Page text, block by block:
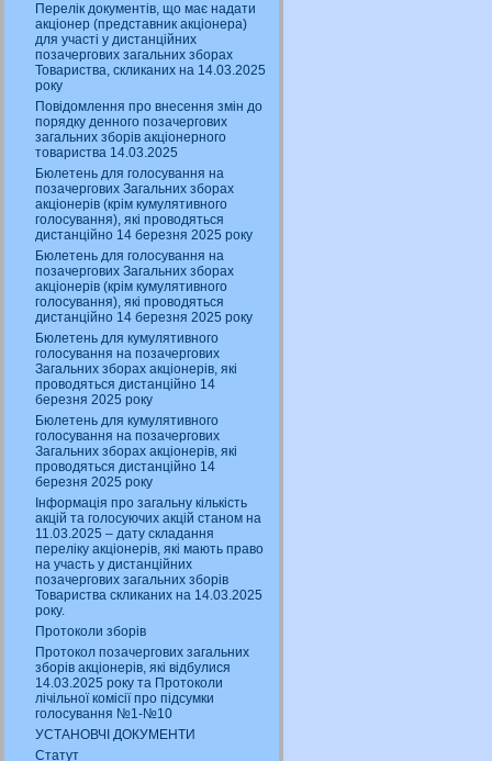
Перелік документів, що має надати
акціонер (представник акціонера)
для участі у дистанційних
позачергових загальних зборах
Товариства, скликаних на 14.03.2025
року
Повідомлення про внесення змін до
порядку денного позачергових
загальних зборів акціонерного
товариства 14.03.2025
Бюлетень для голосування на
позачергових Загальних зборах
акціонерів (крім кумулятивного
голосування), які проводяться
дистанційно 14 березня 2025 року
Бюлетень для голосування на
позачергових Загальних зборах
акціонерів (крім кумулятивного
голосування), які проводяться
дистанційно 14 березня 2025 року
Бюлетень для кумулятивного
голосування на позачергових
Загальних зборах акціонерів, які
проводяться дистанційно 14
березня 2025 року
Бюлетень для кумулятивного
голосування на позачергових
Загальних зборах акціонерів, які
проводяться дистанційно 14
березня 2025 року
Інформація про загальну кількість
акцій та голосуючих акцій станом на
11.03.2025 – дату складання
переліку акціонерів, які мають право
на участь у дистанційних
позачергових загальних зборів
Товариства скликаних на 14.03.2025
року.
Протоколи зборів
Протокол позачергових загальних
зборів акціонерів, які відбулися
14.03.2025 року та Протоколи
лічільної комісії про підсумки
голосування №1-№10
УСТАНОВЧІ ДОКУМЕНТИ
Статут